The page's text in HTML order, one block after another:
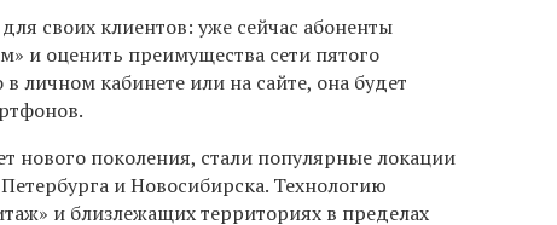
своих клиентов: уже сейчас абоненты
и оценить преимущества сети пятого
личном кабинете или на сайте, она будет
нового поколения, стали популярные локации
и Новосибирска. Технологию
и близлежащих территориях в пределах